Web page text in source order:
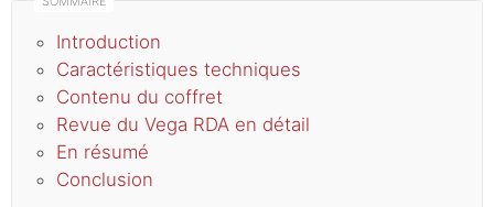
Introduction
Caractéristiques techniques
Contenu du coffret
Revue du Vega RDA en détail
En résumé
Conclusion